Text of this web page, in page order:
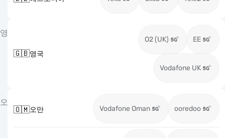
영
🇬🇧영국
O2 (UK) EE
Vodafone UK
오
🇴🇲오만 Vodafone Oman ooredoo